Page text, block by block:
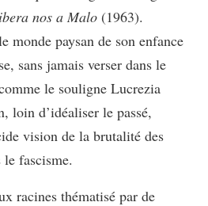
nos a Malo (1963).
monde paysan de son enfance
sans jamais verser dans le
le souligne Lucrezia
loin d’idéaliser le passé,
vision de la brutalité des
fascisme.
racines thématisé par de